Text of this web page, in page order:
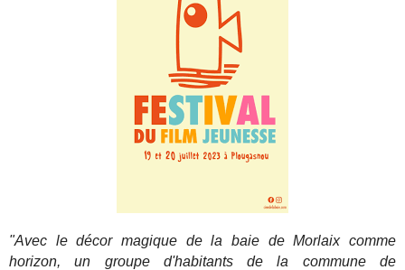
"Avec le décor magique de la baie de Morlaix comme
horizon, un groupe d'habitants de la commune de